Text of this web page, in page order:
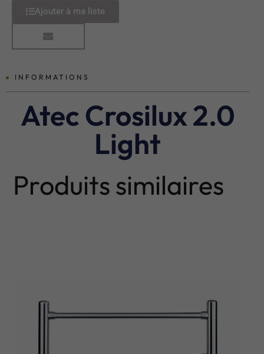
Ajouter à ma liste
INFORMATIONS
Atec Crosilux 2.0
Light
Produits similaires